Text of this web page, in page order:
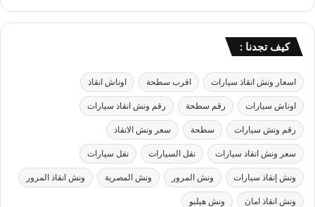
ي
ت
كيف تجدنا :
اسعار ونش انقاذ سيارات اقرب سطحة اوناش انقاذ
اوناش سيارات رقم سطحة رقم ونش انقاذ سيارات
رقم ونش سيارات سطحة سعر ونش الانقاذ
سعر ونش انقاذ سيارات نقل السيارات نقل سيارات
ونش إنقاذ سيارات ونش المرور ونش المصرية ونش انقاذ المرور
ونش انقاذ امان ونش هيلبو